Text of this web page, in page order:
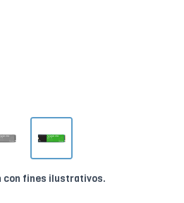
con fines ilustrativos.